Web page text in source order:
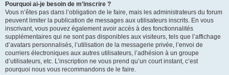
Pourquoi ai-je besoin de m’inscrire ?
Vous n’êtes pas dans l’obligation de le faire, mais les administrateurs du forum
peuvent limiter la publication de messages aux utilisateurs inscrits. En vous
inscrivant, vous pouvez également avoir accès à des fonctionnalités
supplémentaires qui ne sont pas disponibles aux visiteurs, tels que l’affichage
d’avatars personnalisés, l’utilisation de la messagerie privée, l’envoi de
courriers électroniques aux autres utilisateurs, l’adhésion à un groupe
d’utilisateurs, etc. L’inscription ne vous prend qu’un court instant, c’est
pourquoi nous vous recommandons de le faire.